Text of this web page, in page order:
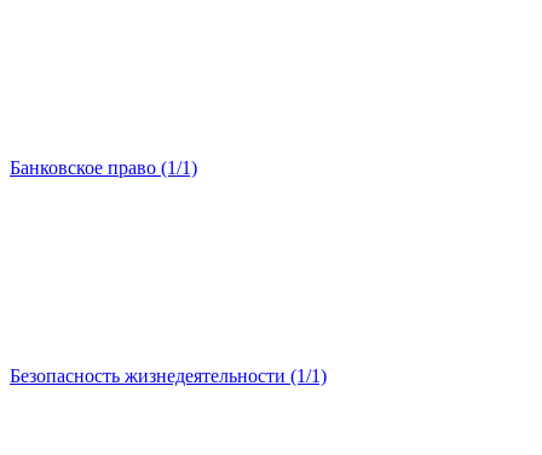
Банковское право (1/1)
Безопасность жизнедеятельности (1/1)